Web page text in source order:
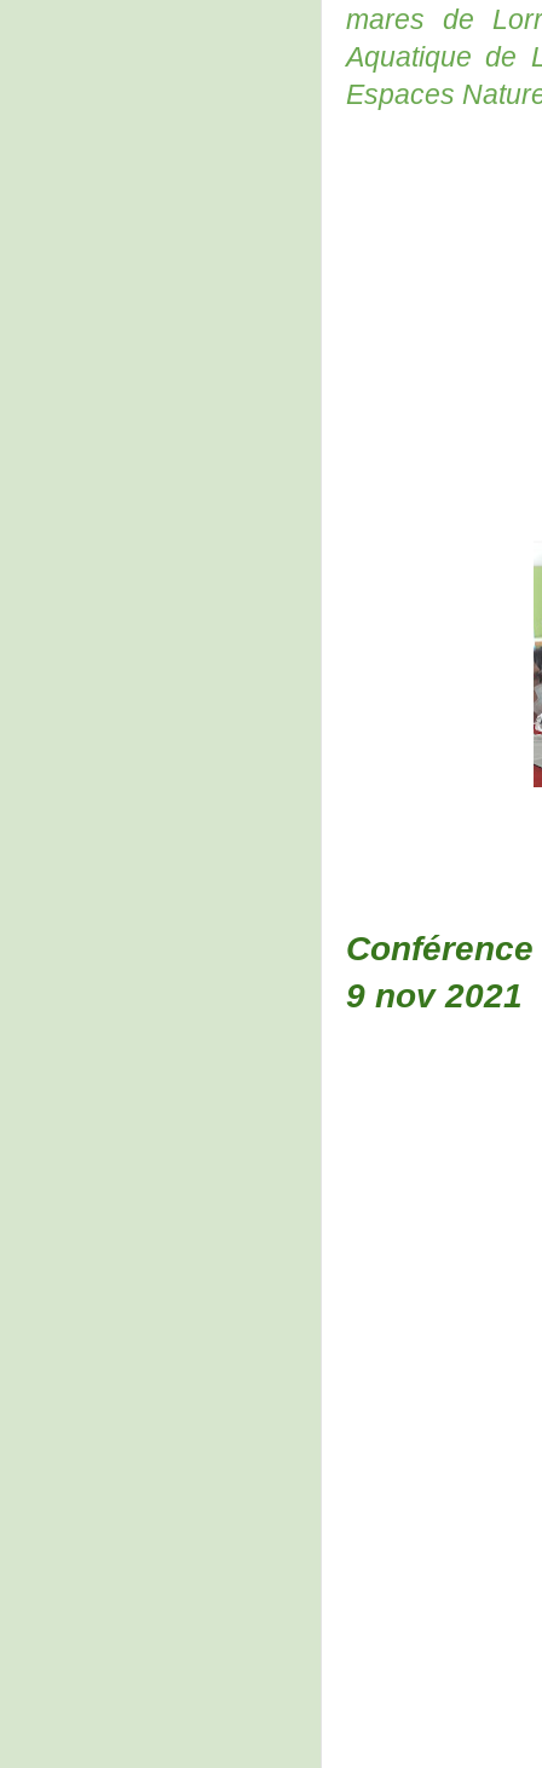
mares de
Aquatique de
Espaces
9 nov 2021